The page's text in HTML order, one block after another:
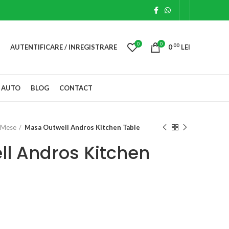
AUTENTIFICARE / INREGISTRARE 0 0 0.00 LEI
BLOG CONTACT
Mese Masa Outwell Andros Kitchen Table
Andros Kitchen